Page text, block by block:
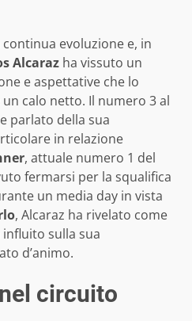
continua evoluzione e, in
Alcaraz ha vissuto un
e aspettative che lo
calo netto. Il numero 3 al
parlato della sua
in relazione
, attuale numero 1 del
fermarsi per la squalifica
un media day in vista
, Alcaraz ha rivelato come
sulla sua
d’animo.
circuito